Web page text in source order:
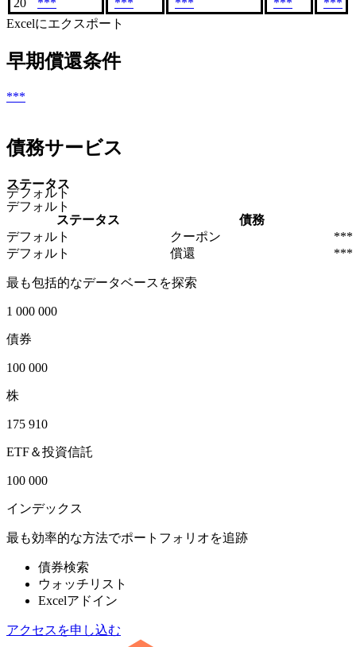
Excelにエクスポート
早期償還条件
***
債務サービス
ステータス
デフォルト
デフォルト
ステータス
債務
デフォルト
クーポン
***
デフォルト
償還 ***
最も包括的なデータベースを探索
1 000 000
債券
100 000
株
175 910
ETF＆投資信託
100 000
インデックス
最も効率的な方法でポートフォリオを追跡
債券検索
ウォッチリスト
Excelアドイン
アクセスを申し込む